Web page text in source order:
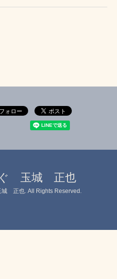
ぐ 玉城 正也
城 正也. All Rights Reserved.